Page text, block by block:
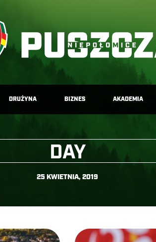
DRUŻYNA BIZNES AKADEMIA
DAY
25 KWIETNIA, 2019